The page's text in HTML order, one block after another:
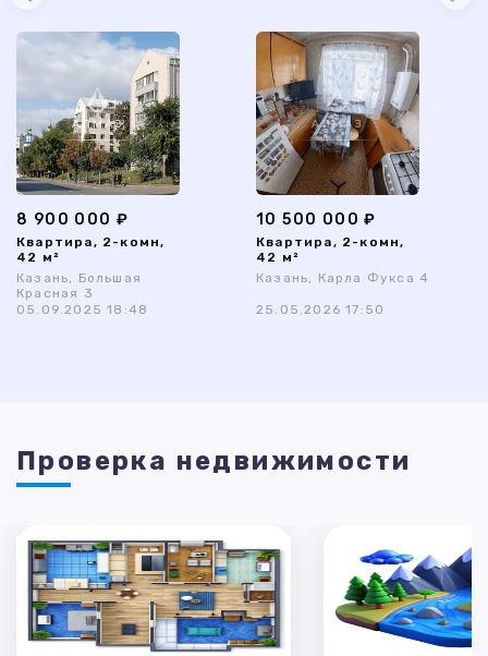
8 900 000 ₽
Квартира, 2-комн,
42 м²
Казань, Большая
Красная 3
05.09.2025 18:48
10 500 000 ₽
Квартира, 2-комн,
42 м²
Казань, Карла Фукса 4
25.05.2026 17:50
Проверка недвижимости